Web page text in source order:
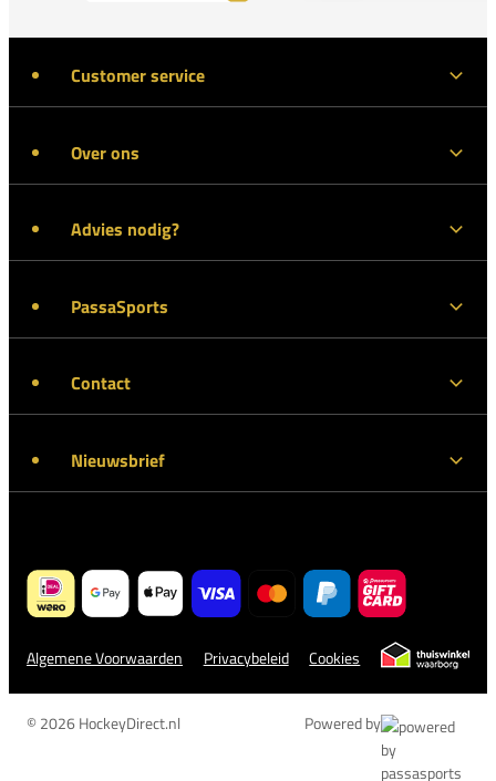
Customer service
Over ons
Advies nodig?
PassaSports
Contact
Nieuwsbrief
Algemene Voorwaarden Privacybeleid Cookies
© 2026 HockeyDirect.nl Powered by